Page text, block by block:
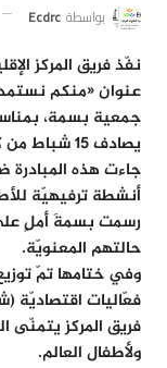
بواسطة Ecdrc
نفّذ فريق المركز
عنوان «منكم
جمعية بسمة،
يصادف ١٥ شباط من كلّ عام.
جاءت هذه
أنشطة ترفيهيّة
رسمت بسمةَ أملٍ
حالتهم المعنويّة.
وفي ختامها تمّ
فعّاليات
فريق المركز
ولأطفال العالم.